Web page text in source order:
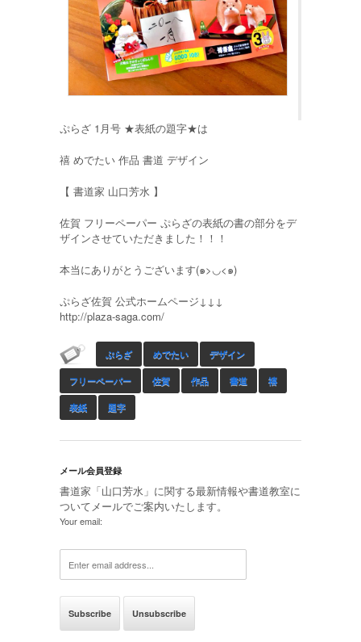
ぷらざ 1月号 ★表紙の題字★は
禧 めでたい 作品 書道 デザイン
【 書道家 山口芳水 】
佐賀 フリーペーパー ぷらざの表紙の書の部分をデ
ザインさせていただきました！！！
本当にありがとうございます(๑>◡<๑)
ぷらざ佐賀 公式ホームページ↓↓↓
http://plaza-saga.com/
ぷらざ めでたい デザイン
フリーペーパー 佐賀 作品 書道 禧
表紙 題字
メール会員登録
書道家「山口芳水」に関する最新情報や書道教室に
ついてメールでご案内いたします。
Your email: